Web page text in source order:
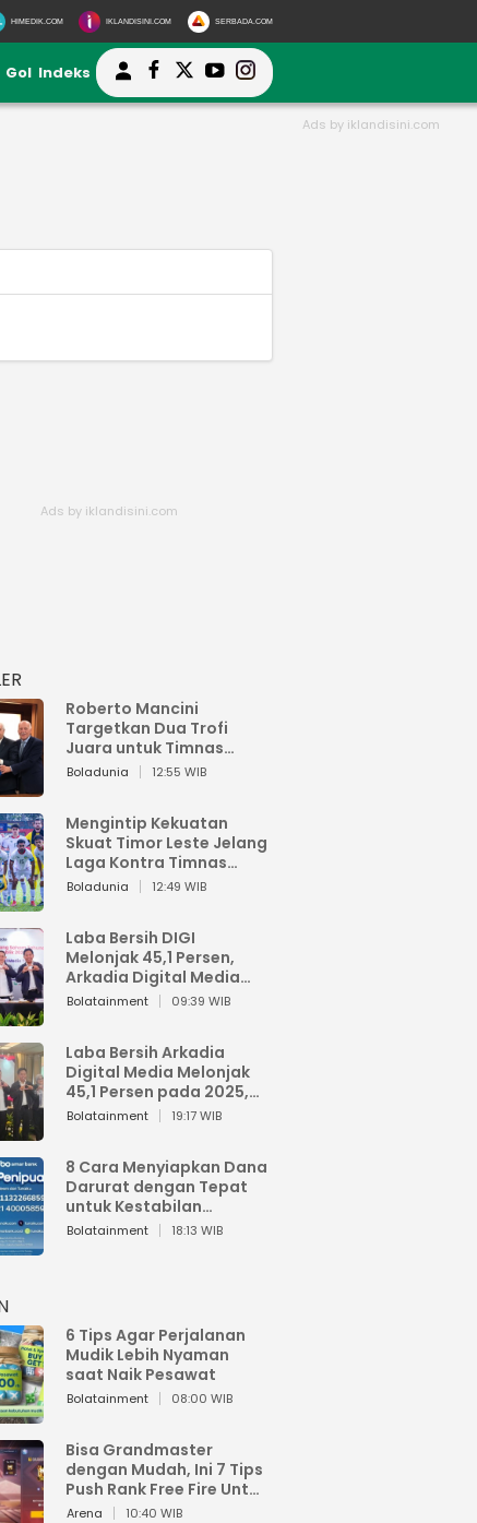
HIMEDIK.COM IKLANDISINI.COM SERBADA.COM
Gol Indeks
Roberto Mancini
Targetkan Dua Trofi
Juara untuk Timnas
Italia
Boladunia 12:55 WIB
Mengintip Kekuatan
Skuat Timor Leste Jelang
Laga Kontra Timnas
Indonesia di Piala AFF
Boladunia 12:49 WIB
Laba Bersih DIGI
Melonjak 45,1 Persen,
Arkadia Digital Media
Perkuat Bisnis AI dan
Bolatainment 09:39 WIB
Laba Bersih Arkadia
Digital Media Melonjak
45,1 Persen pada 2025,
Sentuh Rp1,76 Miliar
Bolatainment 19:17 WIB
8 Cara Menyiapkan Dana
Darurat dengan Tepat
untuk Kestabilan
Keuangan
Bolatainment 18:13 WIB
6 Tips Agar Perjalanan
Mudik Lebih Nyaman
saat Naik Pesawat
Bolatainment 08:00 WIB
Bisa Grandmaster
dengan Mudah, Ini 7 Tips
Push Rank Free Fire Untuk
Pemula
Arena 10:40 WIB